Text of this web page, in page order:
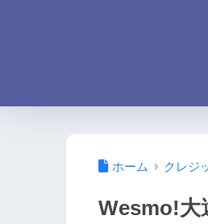
ホーム クレジ
Wesmo!大